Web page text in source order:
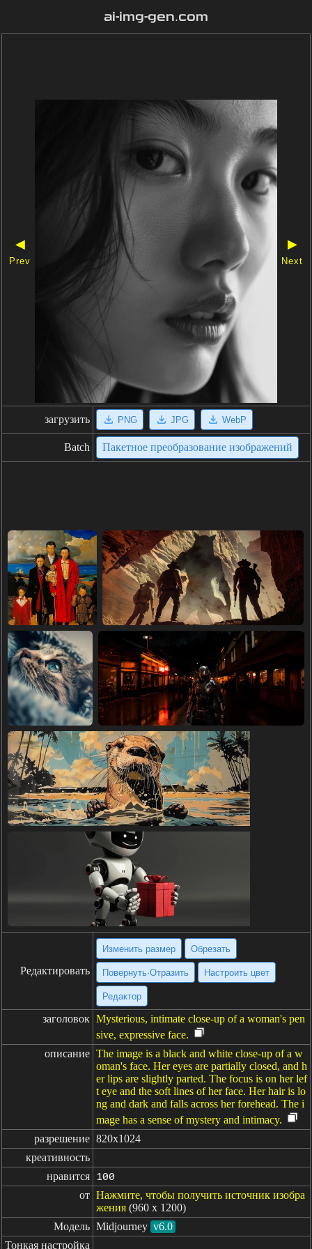
ai-img-gen.com
◀
Prev
▶
Next
загрузить PNG JPG WebP
Batch Пакетное преобразование изображений
Редактировать
Изменить размер Обрезать
Повернуть·Отразить Настроить цвет
Редактор
заголовок Mysterious, intimate close-up of a woman's pen
sive, expressive face.
описание The image is a black and white close-up of a w
oman's face. Her eyes are partially closed, and h
er lips are slightly parted. The focus is on her lef
t eye and the soft lines of her face. Her hair is lo
ng and dark and falls across her forehead. The i
mage has a sense of mystery and intimacy.
разрешение 820x1024
креативность
нравится
100
от Нажмите, чтобы получить источник изобра
жения (960 x 1200)
Модель Midjourney v6.0
Тонкая настройка